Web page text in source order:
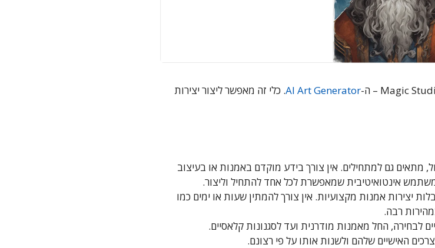
AI Art Generator. כלי זה מאפשר ליצור יצירות
מתאים גם למתחילים. אין צורך בידע מוקדם באמנות או בעיצוב
אינטואיטיבית שמאפשרת לכל אחד להתחיל וליצור.
יצירות אמנות מקצועיות. אין צורך להמתין שעות או ימים כמו
רבה.
לבחירה, החל מאמנות מודרנית ועד לסגנונות קלאסיים.
האישיים שלהם ולשנות אותו על פי רצונם.